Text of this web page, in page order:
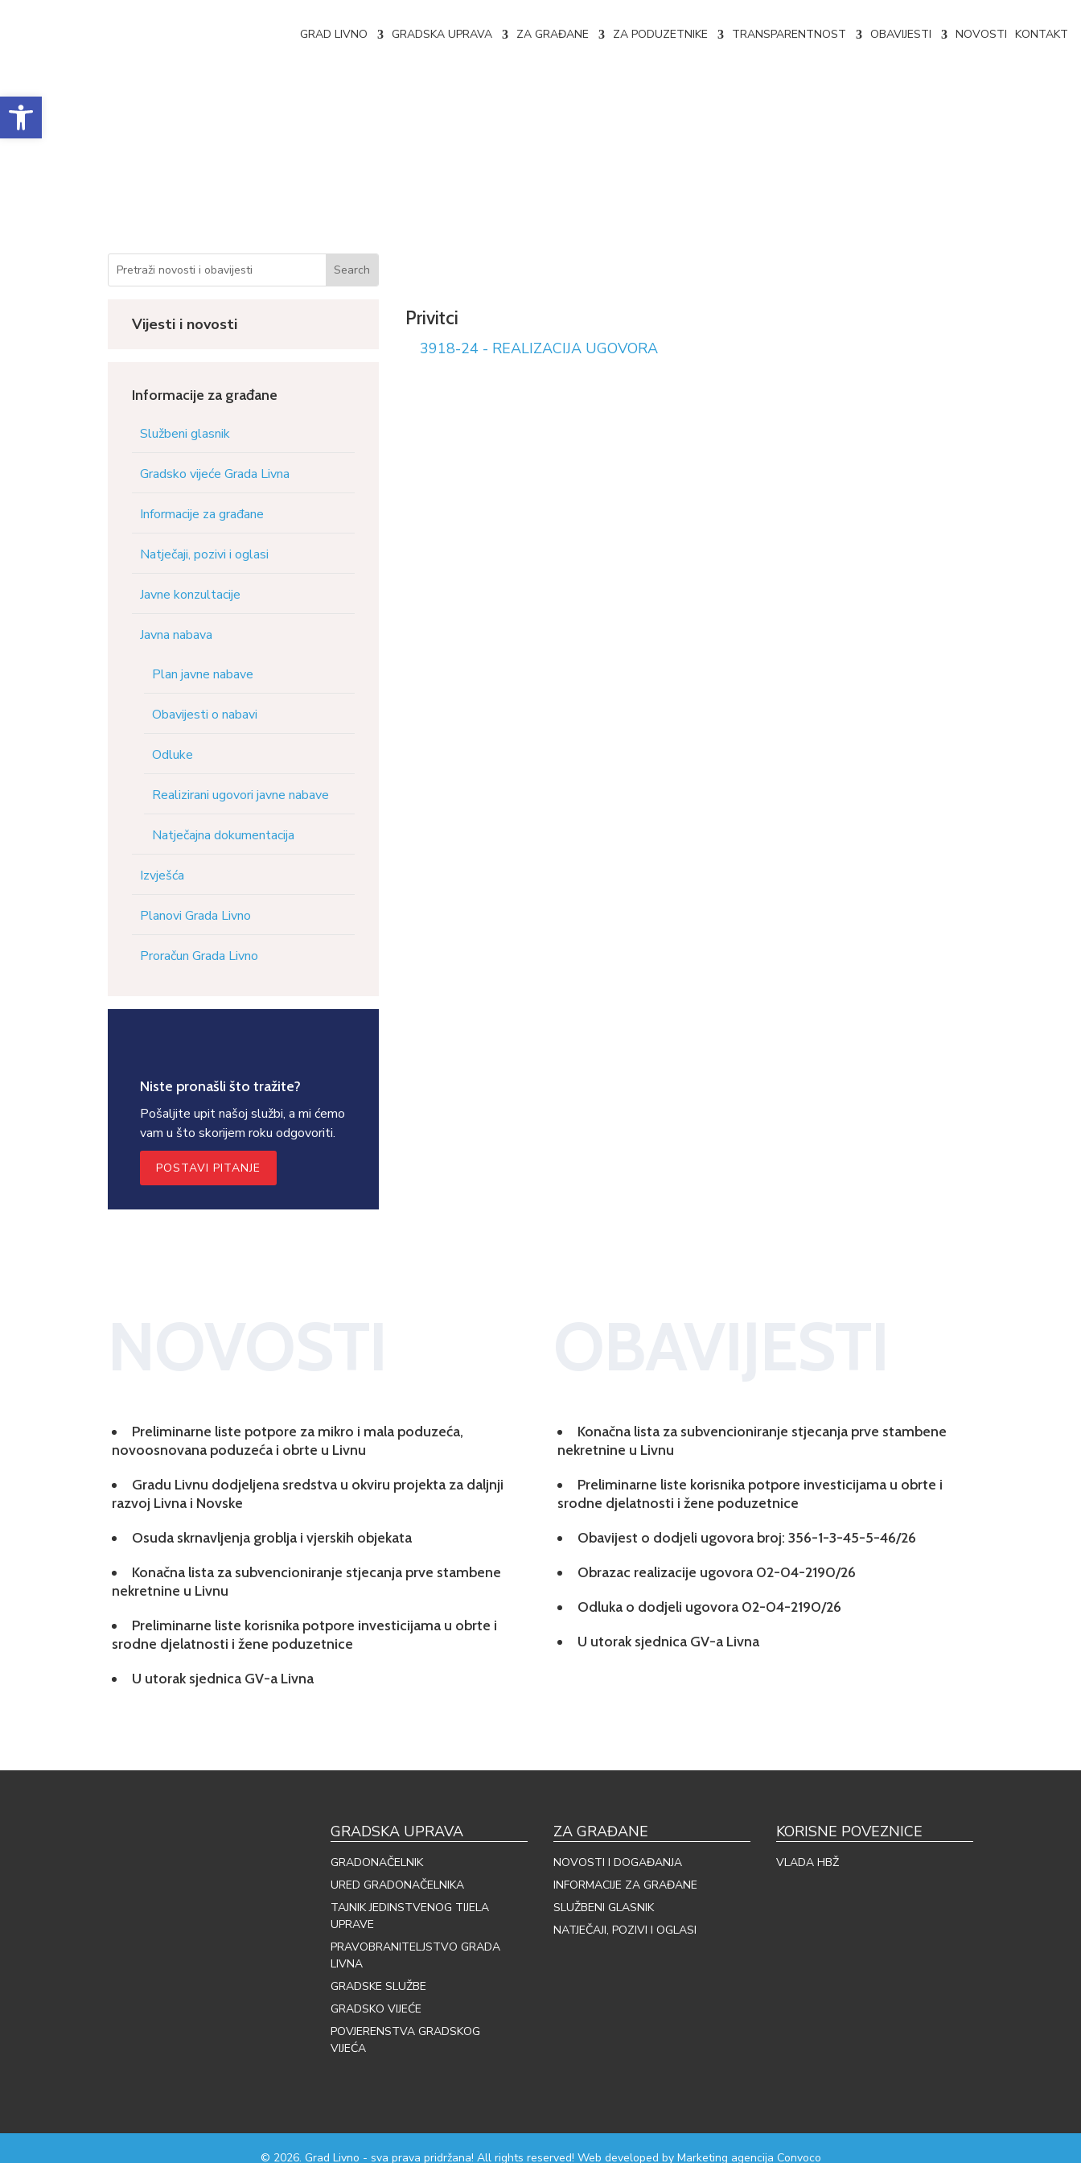
Open toolbar
GRAD LIVNO GRADSKA UPRAVA ZA GRAĐANE ZA PODUZETNIKE TRANSPARENTNOST OBAVIJESTI NOVOSTI KONTAKT
Vijesti i novosti
Informacije za građane
Službeni glasnik
Gradsko vijeće Grada Livna
Informacije za građane
Natječaji, pozivi i oglasi
Javne konzultacije
Javna nabava
Plan javne nabave
Obavijesti o nabavi
Odluke
Realizirani ugovori javne nabave
Natječajna dokumentacija
Izvješća
Planovi Grada Livno
Proračun Grada Livno
Niste pronašli što tražite?
Pošaljite upit našoj službi, a mi ćemo
vam u što skorijem roku odgovoriti.
POSTAVI PITANJE
Privitci
3918-24 - REALIZACIJA UGOVORA
Preliminarne liste potpore za mikro i mala poduzeća,
novoosnovana poduzeća i obrte u Livnu
Gradu Livnu dodjeljena sredstva u okviru projekta za daljnji
razvoj Livna i Novske
Osuda skrnavljenja groblja i vjerskih objekata
Konačna lista za subvencioniranje stjecanja prve stambene
nekretnine u Livnu
Preliminarne liste korisnika potpore investicijama u obrte i
srodne djelatnosti i žene poduzetnice
U utorak sjednica GV-a Livna
Konačna lista za subvencioniranje stjecanja prve stambene
nekretnine u Livnu
Preliminarne liste korisnika potpore investicijama u obrte i
srodne djelatnosti i žene poduzetnice
Obavijest o dodjeli ugovora broj: 356-1-3-45-5-46/26
Obrazac realizacije ugovora 02-04-2190/26
Odluka o dodjeli ugovora 02-04-2190/26
U utorak sjednica GV-a Livna
GRADSKA UPRAVA
GRADONAČELNIK
URED GRADONAČELNIKA
TAJNIK JEDINSTVENOG TIJELA
UPRAVE
PRAVOBRANITELJSTVO GRADA
LIVNA
GRADSKE SLUŽBE
GRADSKO VIJEĆE
POVJERENSTVA GRADSKOG
VIJEĆA
ZA GRAĐANE
NOVOSTI I DOGAĐANJA
INFORMACIJE ZA GRAĐANE
SLUŽBENI GLASNIK
NATJEČAJI, POZIVI I OGLASI
KORISNE POVEZNICE
VLADA HBŽ
© 2026. Grad Livno - sva prava pridržana! All rights reserved! Web developed by Marketing agencija Convoco